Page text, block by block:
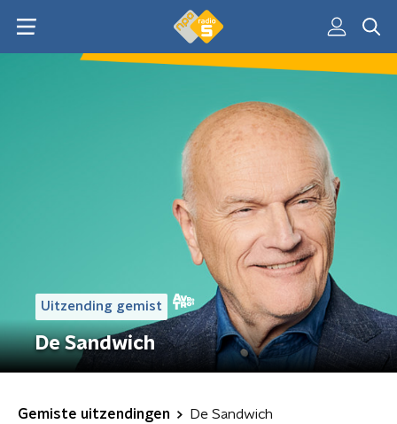
Uitzending gemist
De Sandwich
Gemiste uitzendingen De Sandwich